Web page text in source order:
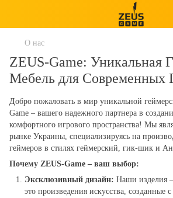
О нас
ZEUS-Game: Уникальная
Мебель для Современных
Добро пожаловать в мир уникальной
Game – вашего надежного партнера в
комфортного игрового пространства! Мы
рынке Украины, специализируясь на
геймеров в стилях геймерский, гик-шик и
Почему ZEUS-Game – ваш выбор:
Эксклюзивный дизайн: Наши изделия
это произведения искусства, созданные